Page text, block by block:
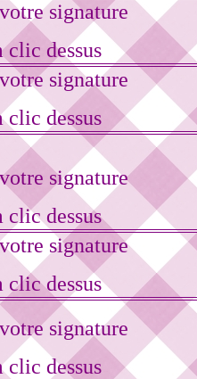
signature
clic dessus
signature
clic dessus
signature
clic dessus
signature
clic dessus
signature
clic dessus